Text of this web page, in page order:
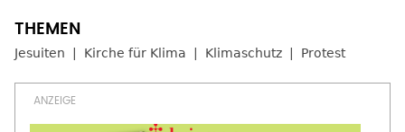
Jesuiten Kirche für Klima Klimaschutz Protest